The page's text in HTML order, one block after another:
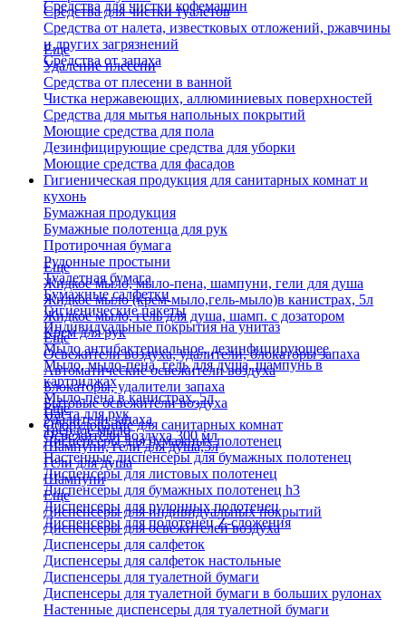
Средства для чистки кофемашин
Средства для чистки туалетов
Средства от налета, известковых отложений, ржавчины
и других загрязнений
Средства от запаха
Еще
Удаление плесени
Средства от плесени в ванной
Чистка нержавеющих, аллюминиевых поверхностей
Средства для мытья напольных покрытий
Моющие средства для пола
Дезинфицирующие средства для уборки
Моющие средства для фасадов
Гигиеническая продукция для санитарных комнат и
кухонь
Бумажная продукция
Бумажные полотенца для рук
Протирочная бумага
Рулонные простыни
Туалетная бумага
Бумажные салфетки
Гигиенические пакеты
Индивидуальные покрытия на унитаз
Еще
Жидкое мыло, мыло-пена, шампуни, гели для душа
Жидкое мыло (крем-мыло,гель-мыло)в канистрах, 5л
Жидкое мыло, гель для душа, шамп. с дозатором
Крем для рук
Мыло антибактериальное, дезинфицирующее
Мыло, мыло-пена, гель для душа, шампунь в
картриджах
Мыло-пена в канистрах, 5л
Паста для рук
Твердое мыло
Шампуни, гели для душа,5л
Гели для душа
Шампуни
Еще
Освежители воздуха, удалители, блокаторы запаха
Автоматические освежители воздуха
Блокаторы, удалители запаха
Бытовые освежители воздуха
Удалители запаха
Освежители воздуха 300 мл
Еще
Оборудование для санитарных комнат
Диспенсеры для бумажных полотенец
Настенные диспенсеры для бумажных полотенец
Диспенсеры для листовых полотенец
Диспенсеры для бумажных полотенец h3
Диспенсеры для рулонных полотенец
Диспенсеры для полотенец Z-сложения
Еще
Диспенсеры для индивидуальных покрытий
Диспенсеры для освежителей воздуха
Диспенсеры для салфеток
Диспенсеры для салфеток настольные
Диспенсеры для туалетной бумаги
Диспенсеры для туалетной бумаги в больших рулонах
Настенные диспенсеры для туалетной бумаги